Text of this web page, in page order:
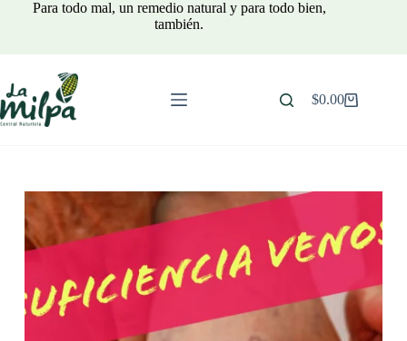
Para todo mal, un remedio natural y para todo bien,
también.
Carro
$0.00